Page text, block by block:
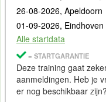
26-08-2026, Apeldoorn
01-09-2026, Eindhoven
Alle startdata
= STARTGARANTIE
Deze training gaat
aanmeldingen. Heb je
er nog beschikbaar